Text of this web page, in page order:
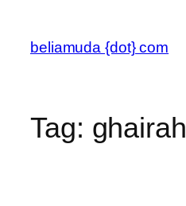
content
beliamuda {dot} com
Tag: ghairah